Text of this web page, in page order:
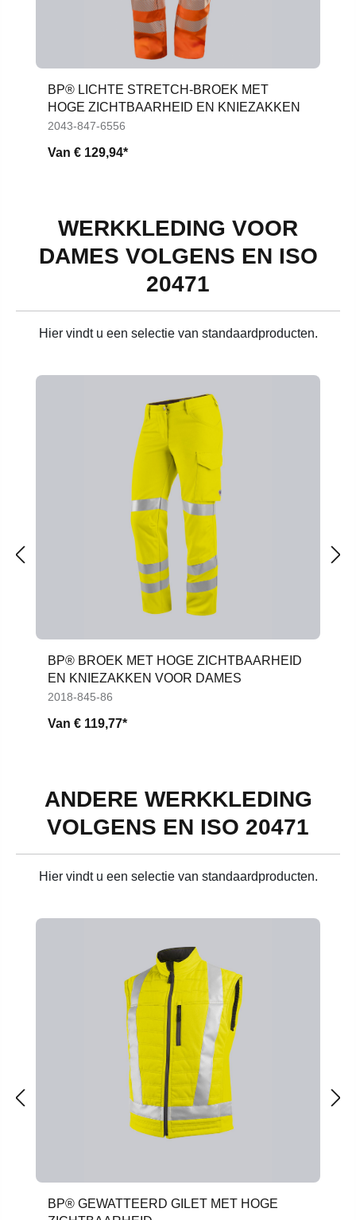
BP® LICHTE STRETCH-BROEK MET
HOGE ZICHTBAARHEID EN KNIEZAKKEN
2043-847-6556
Van € 129,94*
WERKKLEDING VOOR
DAMES VOLGENS EN ISO
20471
Hier vindt u een selectie van standaardproducten.
Productgalerij overslaan
BP® BROEK MET HOGE ZICHTBAARHEID
EN KNIEZAKKEN VOOR DAMES
2018-845-86
Van € 119,77*
ANDERE WERKKLEDING
VOLGENS EN ISO 20471
Hier vindt u een selectie van standaardproducten.
Productgalerij overslaan
BP® GEWATTEERD GILET MET HOGE